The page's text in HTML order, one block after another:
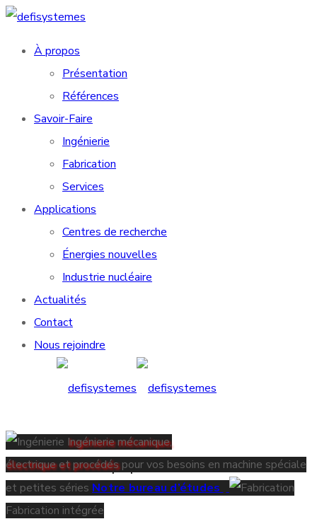
À propos
Présentation
Références
Savoir-Faire
Ingénierie
Fabrication
Services
Applications
Centres de recherche
Énergies nouvelles
Industrie nucléaire
Actualités
Contact
Nous rejoindre
À propos
Ingénierie mécanique,
électrique et procédéspour vos besoins en machine spéciale
et petites séries Notre bureau d’études
Fabrication intégrée